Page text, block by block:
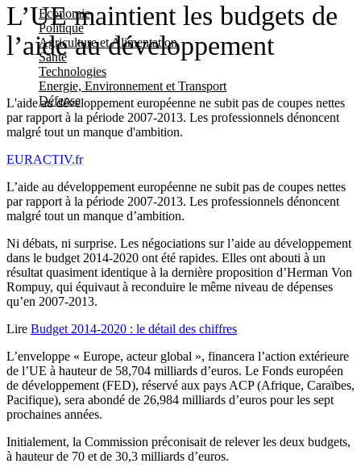
Economie
Politique
Agriculture et Alimentation
Santé
Technologies
Energie, Environnement et Transport
Défense
L’UE maintient les budgets de
l’aide au développement
L'aide au développement européenne ne subit pas de coupes nettes
par rapport à la période 2007-2013. Les professionnels dénoncent
malgré tout un manque d'ambition.
EURACTIV.fr
L’aide au développement européenne ne subit pas de coupes nettes
par rapport à la période 2007-2013. Les professionnels dénoncent
malgré tout un manque d’ambition.
Ni débats, ni surprise. Les négociations sur l’aide au développement
dans le budget 2014-2020 ont été rapides. Elles ont abouti à un
résultat quasiment identique à la dernière proposition d’Herman Von
Rompuy, qui équivaut à reconduire le même niveau de dépenses
qu’en 2007-2013.
Lire Budget 2014-2020 : le détail des chiffres
L’enveloppe « Europe, acteur global », financera l’action extérieure
de l’UE à hauteur de 58,704 milliards d’euros. Le Fonds européen
de développement (FED), réservé aux pays ACP (Afrique, Caraïbes,
Pacifique), sera abondé de 26,984 milliards d’euros pour les sept
prochaines années.
Initialement, la Commission préconisait de relever les deux budgets,
à hauteur de 70 et de 30,3 milliards d’euros.